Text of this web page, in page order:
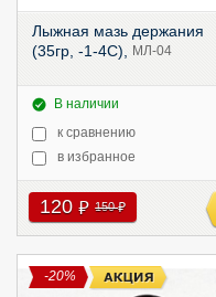
Лыжная мазь держания
(35гр, -1-4С),
МЛ-04
В наличии
к сравнению
в избранное
120руб 150руб
-20%